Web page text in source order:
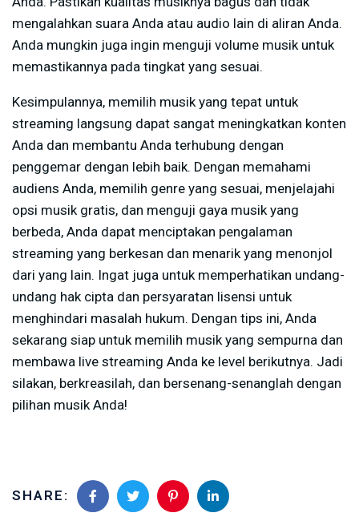
mengalahkan suara Anda atau audio lain di aliran Anda.
Anda mungkin juga ingin menguji volume musik untuk
memastikannya pada tingkat yang sesuai.
Kesimpulannya, memilih musik yang tepat untuk
streaming langsung dapat sangat meningkatkan konten
Anda dan membantu Anda terhubung dengan
penggemar dengan lebih baik. Dengan memahami
audiens Anda, memilih genre yang sesuai, menjelajahi
opsi musik gratis, dan menguji gaya musik yang
berbeda, Anda dapat menciptakan pengalaman
streaming yang berkesan dan menarik yang menonjol
dari yang lain. Ingat juga untuk memperhatikan undang-
undang hak cipta dan persyaratan lisensi untuk
menghindari masalah hukum. Dengan tips ini, Anda
sekarang siap untuk memilih musik yang sempurna dan
membawa live streaming Anda ke level berikutnya. Jadi
silakan, berkreasilah, dan bersenang-senanglah dengan
pilihan musik Anda!
SHARE: